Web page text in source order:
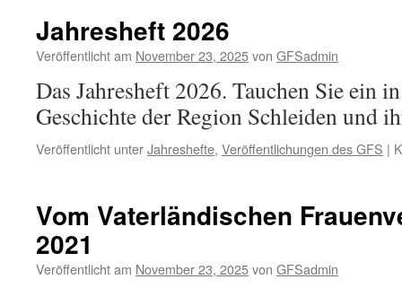
gegen
das
Jahresheft 2026
Veröffentlicht am November 23, 2025von GFSadmin
Das Jahresheft 2026. Tauchen Sie ein
Geschichte der Region Schleiden und
Veröffentlicht unterJahreshefte, Veröffentlichungen des GFS |
Vom Vaterländischen
2021
Veröffentlicht am November 23, 2025von GFSadmin